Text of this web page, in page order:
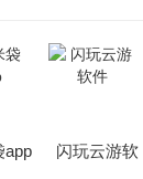
app
闪玩云游软